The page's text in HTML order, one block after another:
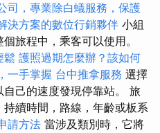
司，專業除白蟻服務，保護
決方案的數位行銷夥伴 小組
旅程中，乘客可以使用。
鬆 護照過期怎麼辦？該如何
一手掌握 台中推拿服務 選擇
己的速度發現停靠站。 旅
續時間，路線，年齡或板系
請方法 當涉及類別時，它將